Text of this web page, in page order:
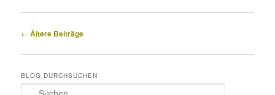
Beitragsnavigation
← Ältere Beiträge
BLOG DURCHSUCHEN